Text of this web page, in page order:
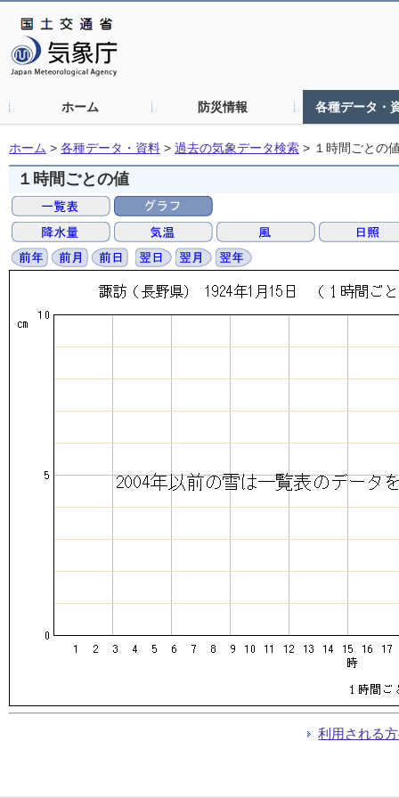
ホーム 防災情報 各種データ・
ホーム > 各種データ・資料 > 過去の気象データ検索 > １時間ごとの
１時間ごとの値
利用される